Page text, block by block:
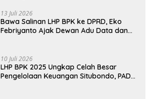
13 Juli 2026
Bawa Salinan LHP BPK ke DPRD, Eko
Febriyanto Ajak Dewan Adu Data dan
10 Juli 2026
LHP BPK 2025 Ungkap Celah Besar
Pengelolaan Keuangan Situbondo, PAD